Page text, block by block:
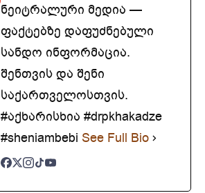
ნეიტრალური მედია —
ფაქტებზე დაფუძნებული
სანდო ინფორმაცია.
შენთვის და შენი
საქართველოსთვის.
#აქხარისხია #drpkhakadze
#sheniambebi See Full Bio